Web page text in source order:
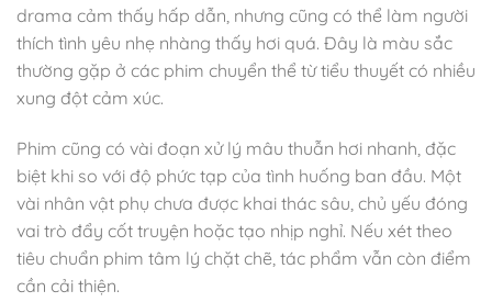
drama cảm thấy hấp dẫn, nhưng cũng có thể làm người
thích tình yêu nhẹ nhàng thấy hơi quá. Đây là màu sắc
thường gặp ở các phim chuyển thể từ tiểu thuyết có nhiều
xung đột cảm xúc.
Phim cũng có vài đoạn xử lý mâu thuẫn hơi nhanh, đặc
biệt khi so với độ phức tạp của tình huống ban đầu. Một
vài nhân vật phụ chưa được khai thác sâu, chủ yếu đóng
vai trò đẩy cốt truyện hoặc tạo nhịp nghỉ. Nếu xét theo
tiêu chuẩn phim tâm lý chặt chẽ, tác phẩm vẫn còn điểm
cần cải thiện.